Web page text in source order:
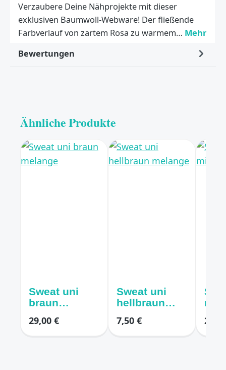
Verzaubere Deine Nähprojekte mit dieser
exklusiven Baumwoll-Webware! Der fließende
Farbverlauf von zartem Rosa zu warmem… Mehr
Bewertungen
Ähnliche Produkte
Sweat uni
braun
29,00 €
Sweat uni
hellbraun
7,50 €